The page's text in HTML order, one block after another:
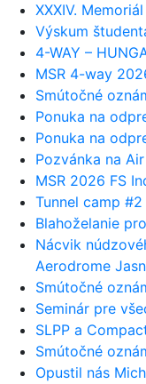
XXXIV.
Výskum
4-WAY –
MSR 4-way
Smútočné
Ponuka na
Ponuka na
Pozvánka na
MSR 2026 FS
Tunnel camp
Blahoželanie
Nácvik
Aerodrome
Smútočné
Seminár pre
SLPP a
Smútočné
Opustil nás